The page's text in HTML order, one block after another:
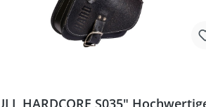
HARDCORE S035"